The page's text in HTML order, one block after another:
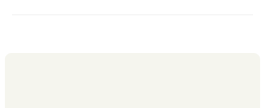
afsæt i at omsætte produktionslandbrug i hele